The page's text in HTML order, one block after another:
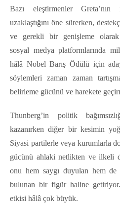
Bazı eleştirmenler
uzaklaştığını öne sürerken,
ve gerekli bir genişleme olarak
sosyal medya platformlarında
hâlâ Nobel Barış Ödülü için
söylemleri zaman zaman
belirleme gücünü ve harekete
Thunberg’in politik
kazanırken diğer bir kesimin
Siyasi partilerle veya kurumlarla
gücünü ahlaki netlikten ve ilkeli
onu hem saygı duyulan hem de
bulunan bir figür haline
etkisi hâlâ çok büyük.